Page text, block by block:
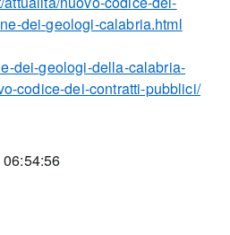
dei-geologi-calabria.html
dei-geologi-della-calabria-
codice-dei-contratti-pubblici/